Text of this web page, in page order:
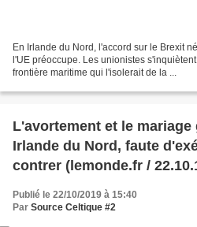
En Irlande du Nord, l'accord sur le Brexit
l'UE préoccupe. Les unionistes
frontière maritime qui l'isolerait de la ...
L'avortement et le mariage
Irlande du Nord, faute
contrer (lemonde.fr /
Publié le 22/10/2019 à 15:40
Par Source Celtique #2